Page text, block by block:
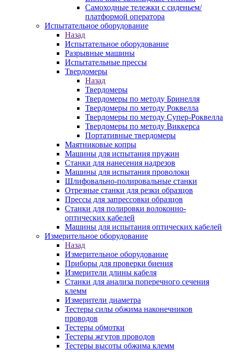
Самоходные тележки с сиденьем/
платформой оператора
Испытательное оборудование
Назад
Испытательное оборудование
Разрывные машины
Испытательные прессы
Твердомеры
Назад
Твердомеры
Твердомеры по методу Бринелля
Твердомеры по методу Роквелла
Твердомеры по методу Супер-Роквелла
Твердомеры по методу Виккерса
Портативные твердомеры
Маятниковые копры
Машины для испытания пружин
Станки для нанесения надрезов
Машины для испытания проволоки
Шлифовально-полировальные станки
Отрезные станки для резки образцов
Прессы для запрессовки образцов
Станки для полировки волоконно-
оптических кабелей
Машины для испытания оптических кабелей
Измерительное оборудование
Назад
Измерительное оборудование
Приборы для проверки биения
Измерители длины кабеля
Станки для анализа поперечного сечения
клемм
Измерители диаметра
Тестеры силы обжима наконечников
проводов
Тестеры обмотки
Тестеры жгутов проводов
Тестеры высоты обжима клемм